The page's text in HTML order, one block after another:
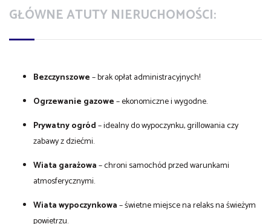
GŁÓWNE ATUTY NIERUCHOMOŚCI:
Bezczynszowe– brak opłat administracyjnych!
Ogrzewanie gazowe– ekonomiczne i wygodne.
Prywatny ogród– idealny do wypoczynku, grillowania czy
zabawy z dziećmi.
Wiata garażowa– chroni samochód przed warunkami
atmosferycznymi.
Wiata wypoczynkowa– świetne miejsce na relaks na świeżym